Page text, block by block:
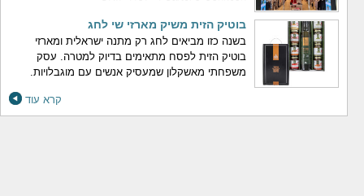
בוטיק הזית משיק מארזי שי לחג
בשנה כזו מביאים לחג רק מתנה ישראלית ומארזי
בוטיק הזית לפסח מתאימים בדיוק למטרה. עסק
משפחתי מאשקלון שמעסיק אנשים עם מוגבלויות.
קרא עוד